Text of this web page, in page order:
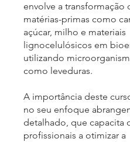
envolve a transformação
matérias-primas como
açúcar, milho e materiais
lignocelulósicos em
utilizando
como leveduras.
A importância deste
no seu enfoque
detalhado, que capacita
profissionais a otimizar a